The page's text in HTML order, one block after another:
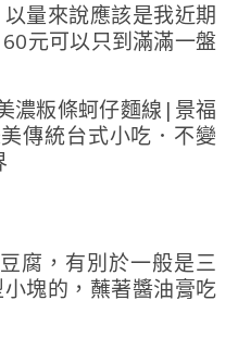
量來說應該是我近期
元可以只到滿滿一盤
腐，有別於一般是三
塊的，蘸著醬油膏吃